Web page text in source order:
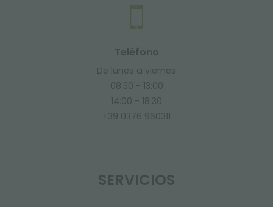
Teléfono
De lunes a viernes
08:30 - 13:00
14:00 - 18:30
+39 0376 960311
SERVICIOS